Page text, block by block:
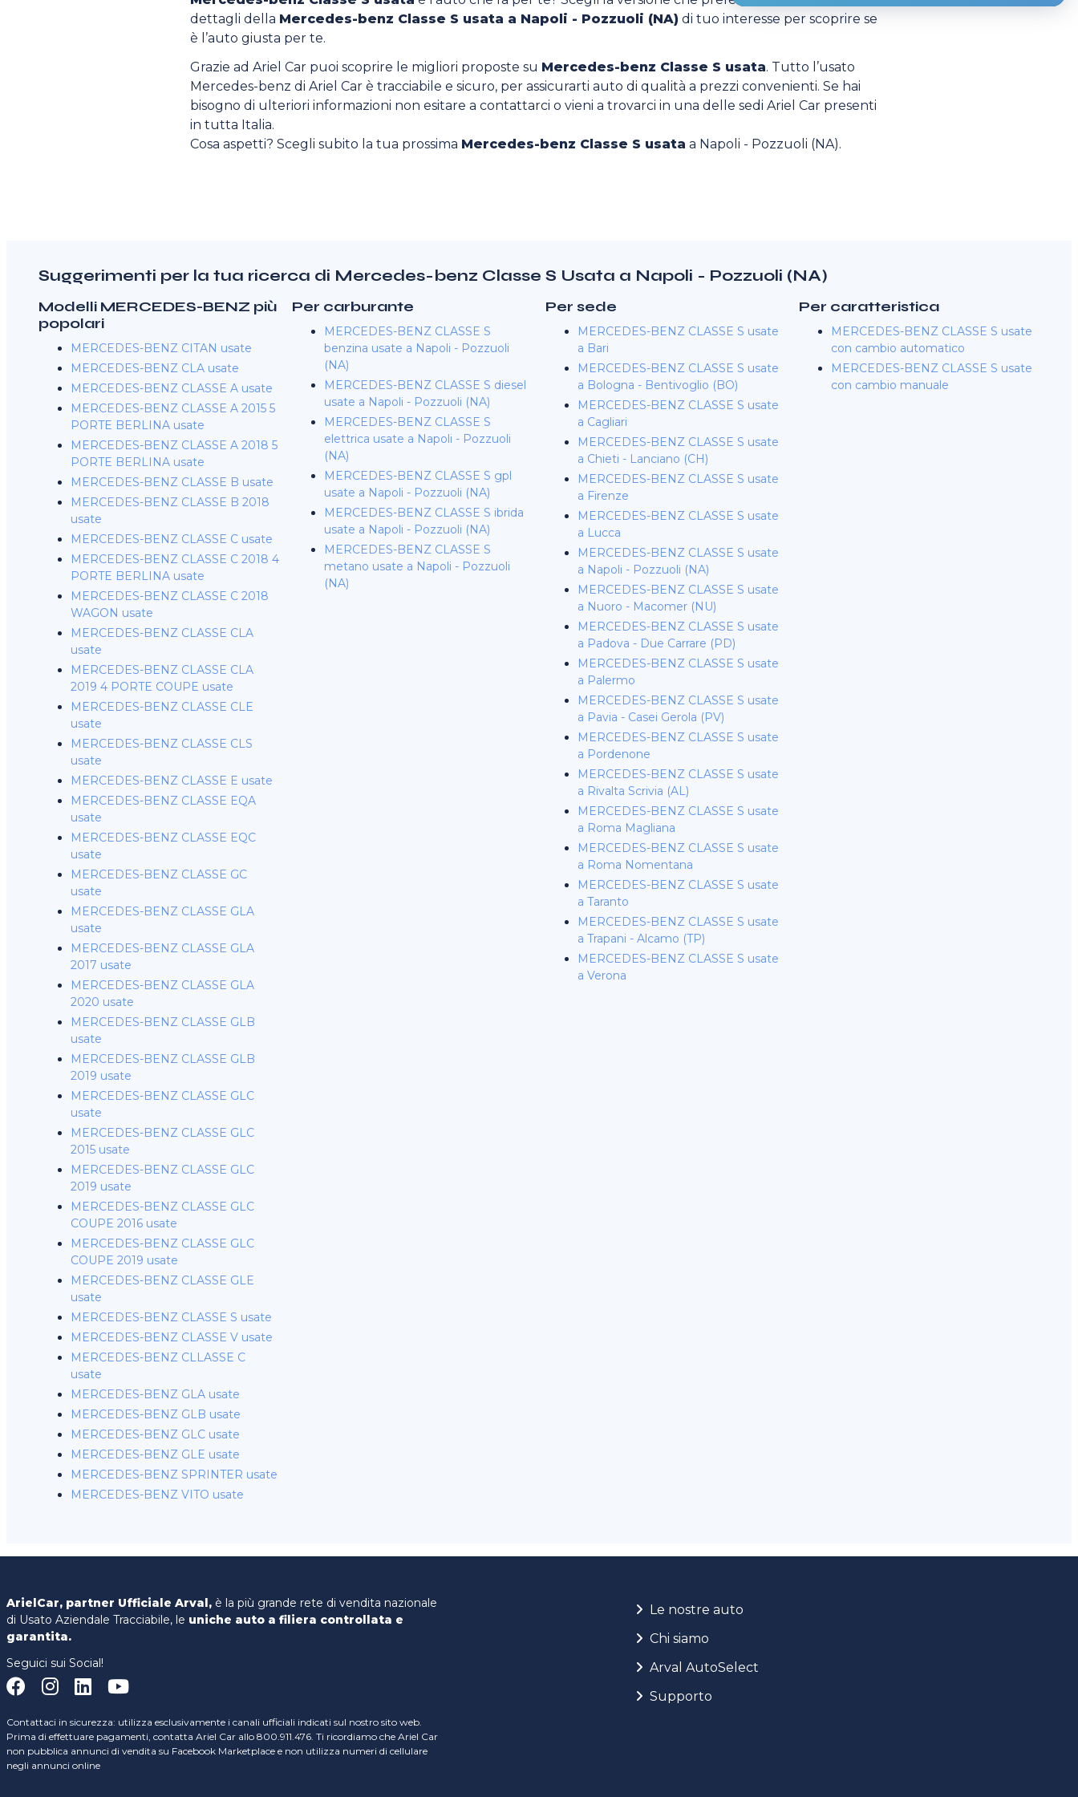
dettagli della Mercedes-benz Classe S usata a Napoli - Pozzuoli (NA) di tuo interesse per scoprire se
è l’auto giusta per te.
Grazie ad Ariel Car puoi scoprire le migliori proposte su Mercedes-benz Classe S usata. Tutto l’usato
Mercedes-benz di Ariel Car è tracciabile e sicuro, per assicurarti auto di qualità a prezzi convenienti. Se hai
bisogno di ulteriori informazioni non esitare a contattarci o vieni a trovarci in una delle sedi Ariel Car presenti
in tutta Italia.
Cosa aspetti? Scegli subito la tua prossima Mercedes-benz Classe S usata a Napoli - Pozzuoli (NA).
Suggerimenti per la tua ricerca di Mercedes-benz Classe S Usata a Napoli - Pozzuoli (NA)
Modelli MERCEDES-BENZ più
popolari
MERCEDES-BENZ CITAN usate
MERCEDES-BENZ CLA usate
MERCEDES-BENZ CLASSE A usate
MERCEDES-BENZ CLASSE A 2015 5
PORTE BERLINA usate
MERCEDES-BENZ CLASSE A 2018 5
PORTE BERLINA usate
MERCEDES-BENZ CLASSE B usate
MERCEDES-BENZ CLASSE B 2018
usate
MERCEDES-BENZ CLASSE C usate
MERCEDES-BENZ CLASSE C 2018 4
PORTE BERLINA usate
MERCEDES-BENZ CLASSE C 2018
WAGON usate
MERCEDES-BENZ CLASSE CLA
usate
MERCEDES-BENZ CLASSE CLA
2019 4 PORTE COUPE usate
MERCEDES-BENZ CLASSE CLE
usate
MERCEDES-BENZ CLASSE CLS
usate
MERCEDES-BENZ CLASSE E usate
MERCEDES-BENZ CLASSE EQA
usate
MERCEDES-BENZ CLASSE EQC
usate
MERCEDES-BENZ CLASSE GC
usate
MERCEDES-BENZ CLASSE GLA
usate
MERCEDES-BENZ CLASSE GLA
2017 usate
MERCEDES-BENZ CLASSE GLA
2020 usate
MERCEDES-BENZ CLASSE GLB
usate
MERCEDES-BENZ CLASSE GLB
2019 usate
MERCEDES-BENZ CLASSE GLC
usate
MERCEDES-BENZ CLASSE GLC
2015 usate
MERCEDES-BENZ CLASSE GLC
2019 usate
MERCEDES-BENZ CLASSE GLC
COUPE 2016 usate
MERCEDES-BENZ CLASSE GLC
COUPE 2019 usate
MERCEDES-BENZ CLASSE GLE
usate
MERCEDES-BENZ CLASSE S usate
MERCEDES-BENZ CLASSE V usate
MERCEDES-BENZ CLLASSE C
usate
MERCEDES-BENZ GLA usate
MERCEDES-BENZ GLB usate
MERCEDES-BENZ GLC usate
MERCEDES-BENZ GLE usate
MERCEDES-BENZ SPRINTER usate
MERCEDES-BENZ VITO usate
Per carburante
MERCEDES-BENZ CLASSE S
benzina usate a Napoli - Pozzuoli
(NA)
MERCEDES-BENZ CLASSE S diesel
usate a Napoli - Pozzuoli (NA)
MERCEDES-BENZ CLASSE S
elettrica usate a Napoli - Pozzuoli
(NA)
MERCEDES-BENZ CLASSE S gpl
usate a Napoli - Pozzuoli (NA)
MERCEDES-BENZ CLASSE S ibrida
usate a Napoli - Pozzuoli (NA)
MERCEDES-BENZ CLASSE S
metano usate a Napoli - Pozzuoli
(NA)
Per sede
MERCEDES-BENZ CLASSE S usate
a Bari
MERCEDES-BENZ CLASSE S usate
a Bologna - Bentivoglio (BO)
MERCEDES-BENZ CLASSE S usate
a Cagliari
MERCEDES-BENZ CLASSE S usate
a Chieti - Lanciano (CH)
MERCEDES-BENZ CLASSE S usate
a Firenze
MERCEDES-BENZ CLASSE S usate
a Lucca
MERCEDES-BENZ CLASSE S usate
a Napoli - Pozzuoli (NA)
MERCEDES-BENZ CLASSE S usate
a Nuoro - Macomer (NU)
MERCEDES-BENZ CLASSE S usate
a Padova - Due Carrare (PD)
MERCEDES-BENZ CLASSE S usate
a Palermo
MERCEDES-BENZ CLASSE S usate
a Pavia - Casei Gerola (PV)
MERCEDES-BENZ CLASSE S usate
a Pordenone
MERCEDES-BENZ CLASSE S usate
a Rivalta Scrivia (AL)
MERCEDES-BENZ CLASSE S usate
a Roma Magliana
MERCEDES-BENZ CLASSE S usate
a Roma Nomentana
MERCEDES-BENZ CLASSE S usate
a Taranto
MERCEDES-BENZ CLASSE S usate
a Trapani - Alcamo (TP)
MERCEDES-BENZ CLASSE S usate
a Verona
Per caratteristica
MERCEDES-BENZ CLASSE S usate
con cambio automatico
MERCEDES-BENZ CLASSE S usate
con cambio manuale
ArielCar, partner Ufficiale Arval, è la più grande rete di vendita nazionale
di Usato Aziendale Tracciabile, le uniche auto a filiera controllata e
garantita.
Seguici sui Social!
Contattaci in sicurezza: utilizza esclusivamente i canali ufficiali indicati sul nostro sito web.
Prima di effettuare pagamenti, contatta Ariel Car allo 800.911.476. Ti ricordiamo che Ariel Car
non pubblica annunci di vendita su Facebook Marketplace e non utilizza numeri di cellulare
negli annunci online
Le nostre auto
Chi siamo
Arval AutoSelect
Supporto